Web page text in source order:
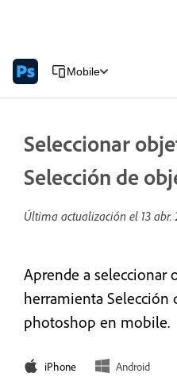
Mobile
Seleccionar
Selección de
Última actualización el 13 abr.
Aprende a seleccionar
herramienta Selección
photoshop en mobile.
iPhone Android